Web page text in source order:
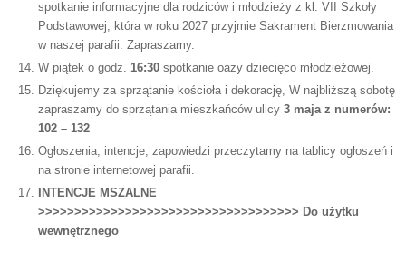
spotkanie informacyjne dla rodziców i młodzieży z kl. VII Szkoły
Podstawowej, która w roku 2027 przyjmie Sakrament Bierzmowania
w naszej parafii. Zapraszamy.
W piątek o godz. 16:30 spotkanie oazy dziecięco młodzieżowej.
Dziękujemy za sprzątanie kościoła i dekorację, W najbliższą sobotę
zapraszamy do sprzątania mieszkańców ulicy 3 maja z numerów:
102 – 132
Ogłoszenia, intencje, zapowiedzi przeczytamy na tablicy ogłoszeń i
na stronie internetowej parafii.
INTENCJE MSZALNE
>>>>>>>>>>>>>>>>>>>>>>>>>>>>>>>>>>>> Do użytku
wewnętrznego